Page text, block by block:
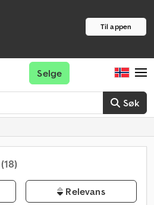
Til appen
Søk
Selge
(18)
Relevans